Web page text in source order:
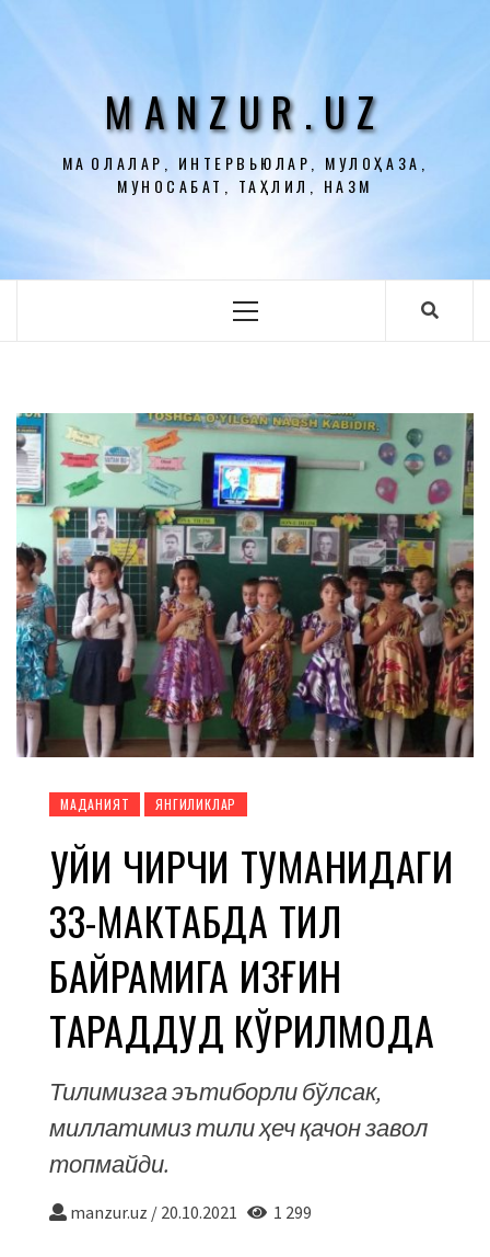
MANZUR.UZ
МАҚОЛАЛАР, ИНТЕРВЬЮЛАР, МУЛОҲАЗА,
МУНОСАБАТ, ТАҲЛИЛ, НАЗМ
меню
МАДАНИЯТ ЯНГИЛИКЛАР
ҚУЙИ ЧИРЧИҚ ТУМАНИДАГИ
33-МАКТАБДА ТИЛ
БАЙРАМИГА ҚИЗҒИН
ТАРАДДУД КЎРИЛМОҚДА
Тилимизга эътиборли бўлсак,
миллатимиз тили ҳеч қачон завол
топмайди.
manzur.uz / 20.10.2021 1 299